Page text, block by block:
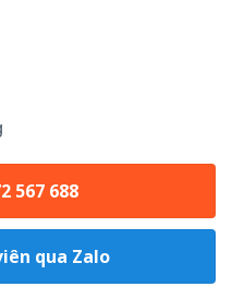
567 688
qua Zalo